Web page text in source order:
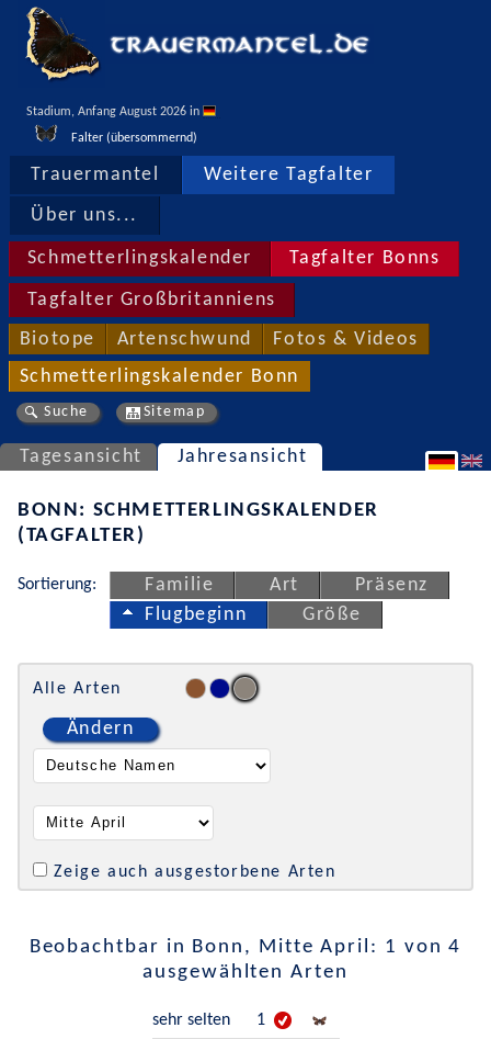
Stadium, Anfang August 2026 in
Falter (übersommernd)
Trauermantel Weitere Tagfalter
Über uns...
Schmetterlingskalender Tagfalter Bonns
Tagfalter Großbritanniens
Biotope Artenschwund Fotos & Videos
Schmetterlingskalender Bonn
Suche Sitemap
Tagesansicht Jahresansicht
BONN: SCHMETTERLINGSKALENDER
(TAGFALTER)
Sortierung: Familie Art
Präsenz
Flugbeginn
Größe
Alle Arten
Ändern
Zeige auch ausgestorbene Arten
Beobachtbar in Bonn, Mitte April: 1 von 4
ausgewählten Arten
sehr selten 1